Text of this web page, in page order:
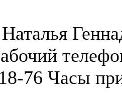
76 Часы